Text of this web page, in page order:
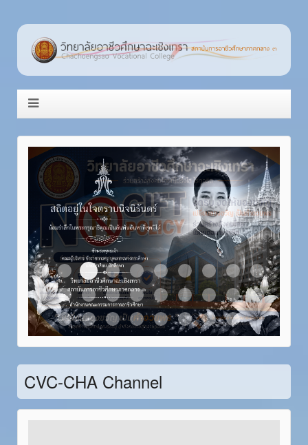
Item 1 Item 2Item 3Item 4Item 5Item 6 Item 7Item 8Item 9Item 10
Item 11Item 12Item 13Item 14Item 15Item 16Item 17Item 18Item 19Item 20
Item 21Item 22Item 23Item 24Item 25Item 26Item 27Item 28
CVC-CHA Channel